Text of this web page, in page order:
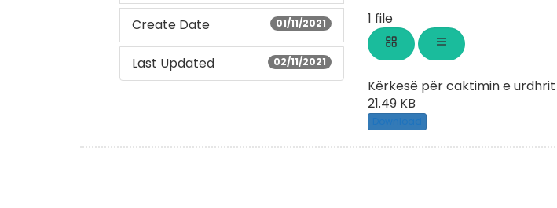
Create Date 01/11/2021
Last Updated 02/11/2021
1 file
Kërkesë për caktimin e
21.49 KB